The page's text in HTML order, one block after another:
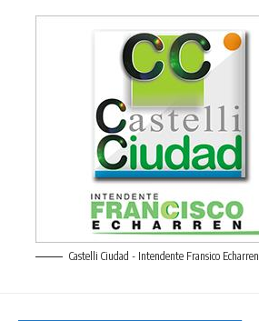
Castelli Ciudad - Intendente Fransico Echarren